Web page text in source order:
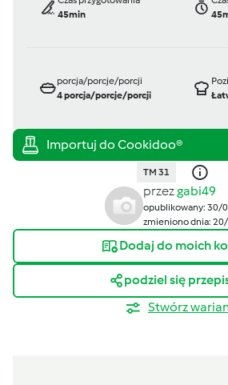
45min
porcja/porcje/porcji
4porcja/porcje/porcji
TM 31
przezgabi49
opublikowany: 30/
zmieniono dnia:
Dodaj do moich
podziel się
Stwórz